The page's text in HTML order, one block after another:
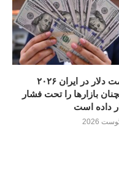
قیمت دلار در ایران ۲۰۲۶
بازارها را تحت فشار
داده است